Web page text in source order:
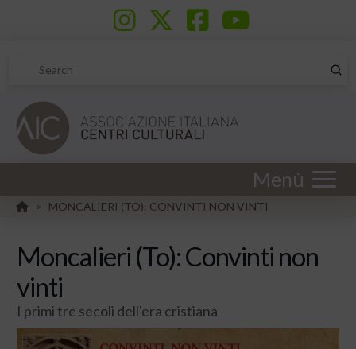
Search
Menù
HOME
> MONCALIERI (TO): CONVINTI NON VINTI
Moncalieri (To): Convinti non
vinti
I primi tre secoli dell'era cristiana